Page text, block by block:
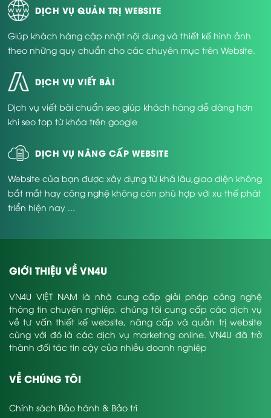
DỊCH VỤ QUẢN TRỊ WEBSITE
Giúp khách hàng cập nhật nội dung và thiết kế hình ảnh
theo những quy chuẩn cho các chuyên mục trên Website.
DỊCH VỤ VIẾT BÀI
Dịch vụ viết bài chuẩn seo giúp khách hàng dễ dàng hơn
khi seo top từ khóa trên google
DỊCH VỤ NÂNG CẤP WEBSITE
Website của bạn được xây dựng từ khá lâu,giao diện không
bắt mắt hay công nghệ không còn phù hợp với xu thế phát
triển hiện nay ...
GIỚI THIỆU VỀ VN4U
VN4U VIỆT NAM là nhà cung cấp giải pháp công nghệ
thông tin chuyên nghiệp, chúng tôi cung cấp các dịch vụ
về tư vấn thiết kế website, nâng cấp và quản trị website
cùng với đó là các dịch vụ marketing online. VN4U đã trở
thành đối tác tin cậy của nhiều doanh nghiệp
VỀ CHÚNG TÔI
Chính sách Bảo hành & Bảo trì